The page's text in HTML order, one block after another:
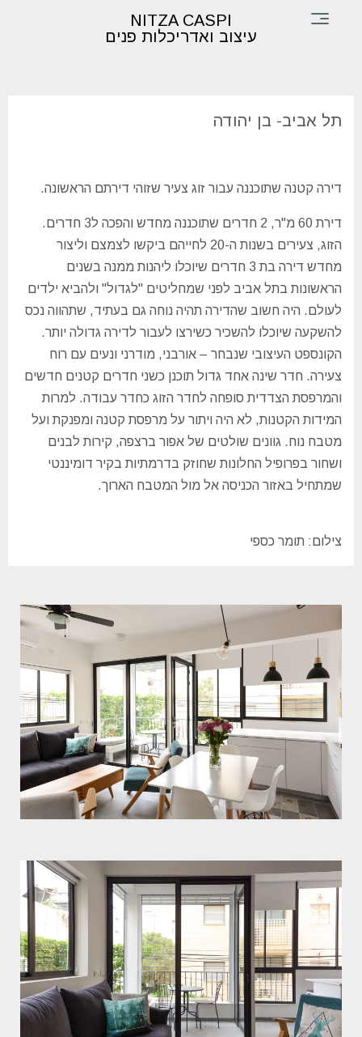
NITZA CASPI
עיצוב ואדריכלות פנים
×
הבית
ופרטים
אודות
צור
תל אביב- בן יהודה
דירה קטנה שתוכננה עבור זוג צעיר שזוהי דירתם הראשונה.
דירת 60 מ"ר, 2 חדרים שתוכננה מחדש והפכה ל3 חדרים.
הזוג, צעירים בשנות ה-20 לחייהם ביקשו לצמצם וליצור
מחדש דירה בת 3 חדרים שיוכלו ליהנות ממנה בשנים
הראשונות בתל אביב לפני שמחליטים "לגדול" ולהביא ילדים
לעולם. היה חשוב שהדירה תהיה נוחה גם בעתיד, שתהווה נכס
להשקעה שיוכלו להשכיר כשירצו לעבור לדירה גדולה יותר.
הקונספט העיצובי שנבחר – אורבני, מודרני ונעים עם רוח
צעירה. חדר שינה אחד גדול תוכנן כשני חדרים קטנים חדשים
והמרפסת הצדדית סופחה לחדר הזוג כחדר עבודה. למרות
המידות הקטנות, לא היה ויתור על מרפסת קטנה ומפנקת ועל
מטבח נוח. גוונים שולטים של אפור ברצפה, קירות לבנים
ושחור בפרופיל החלונות שחוזק בדרמתיות בקיר דומיננטי
שמתחיל באזור הכניסה אל מול המטבח הארוך.
צילום: תומר כספי